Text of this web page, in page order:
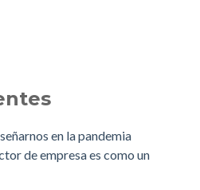
en la pandemia
de empresa es como un